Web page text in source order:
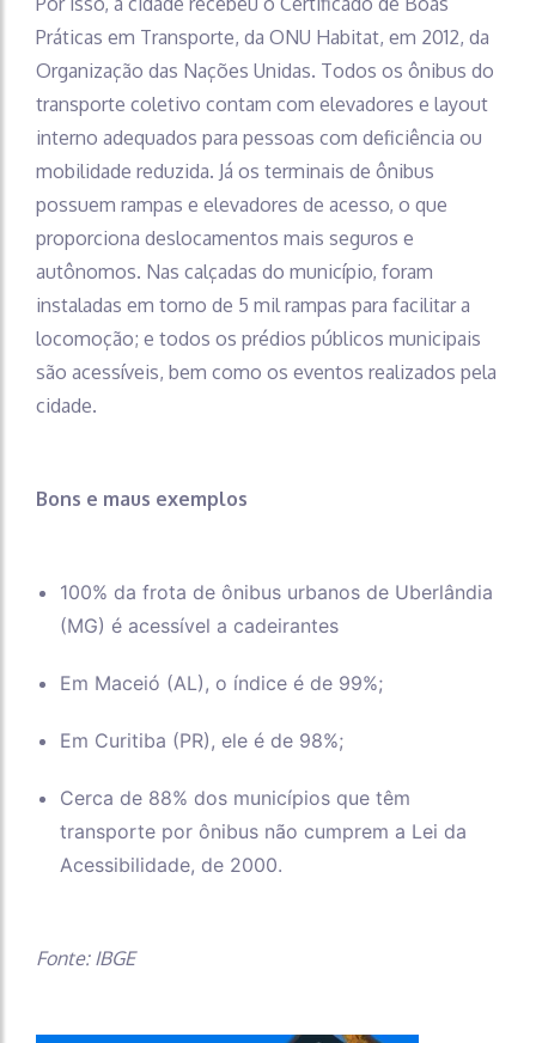
Práticas em Transporte, da ONU Habitat, em 2012, da
Organização das Nações Unidas. Todos os ônibus do
transporte coletivo contam com elevadores e layout
interno adequados para pessoas com deficiência ou
mobilidade reduzida. Já os terminais de ônibus
possuem rampas e elevadores de acesso, o que
proporciona deslocamentos mais seguros e
autônomos. Nas calçadas do município, foram
instaladas em torno de 5 mil rampas para facilitar a
locomoção; e todos os prédios públicos municipais
são acessíveis, bem como os eventos realizados pela
cidade.
Bons e maus exemplos
100% da frota de ônibus urbanos de Uberlândia
(MG) é acessível a cadeirantes
Em Maceió (AL), o índice é de 99%;
Em Curitiba (PR), ele é de 98%;
Cerca de 88% dos municípios que têm
transporte por ônibus não cumprem a Lei da
Acessibilidade, de 2000.
Fonte: IBGE